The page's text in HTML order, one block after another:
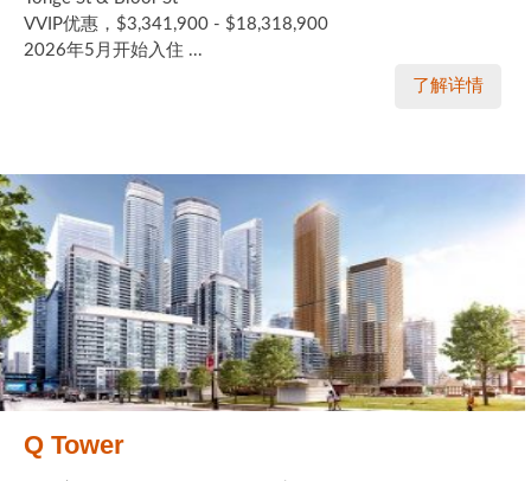
VVIP优惠，$3,341,900 - $18,318,900
2026年5月开始入住 ...
了解详情
Q Tower